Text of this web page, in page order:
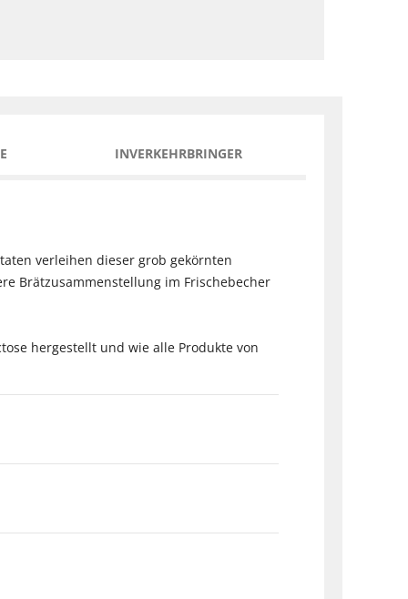
INVERKEHRBRINGER
verleihen dieser grob gekörnten
Brätzusammenstellung im Frischebecher
hergestellt und wie alle Produkte von